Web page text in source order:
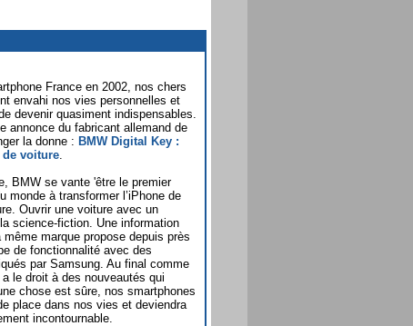
France en 2002, nos chers
envahi nos vies personnelles et
devenir quasiment indispensables.
annonce du fabricant allemand de
la donne : BMW Digital Key :
voiture
BMW se vante 'être le premier
monde à transformer l’iPhone de
Ouvrir une voiture avec un
science-fiction. Une information
marque propose depuis près
de fonctionnalité avec des
par Samsung. Au final comme
le droit à des nouveautés qui
chose est sûre, nos smartphones
place dans nos vies et deviendra
incontournable.